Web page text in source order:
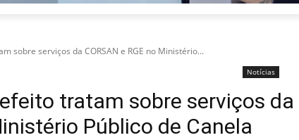
sobre serviços da CORSAN e RGE no Ministério...
Notícias
tratam sobre serviços da
Público de Canela